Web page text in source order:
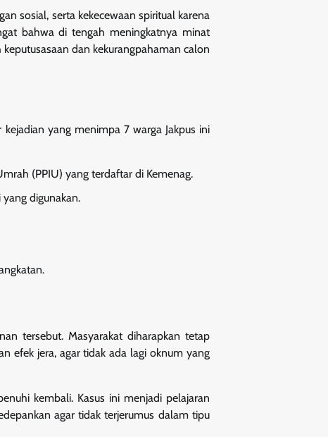
sosial, serta kekecewaan spiritual karena
bahwa di tengah meningkatnya minat
dan kekurangpahaman calon
yang menimpa 7 warga Jakpus ini
(PPIU) yang terdaftar di Kemenag.
digunakan.
tersebut. Masyarakat diharapkan tetap
efek jera, agar tidak ada lagi oknum yang
kembali. Kasus ini menjadi pelajaran
agar tidak terjerumus dalam tipu